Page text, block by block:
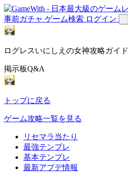
事前ガチャ ゲーム検索 ログイン
ログレスいにしえの女神攻略ガイド
掲示板Q&A
トップに戻る
ゲーム攻略一覧を見る
リセマラ当たり
最強テンプレ
基本テンプレ
最新アプデ情報